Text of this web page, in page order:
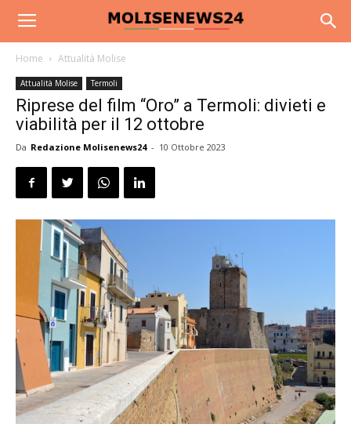
Home Attualità Molise
Attualità Molise Termoli
Riprese del film “Oro” a Termoli: divieti e
viabilità per il 12 ottobre
Da Redazione Molisenews24 - 10 Ottobre 2023